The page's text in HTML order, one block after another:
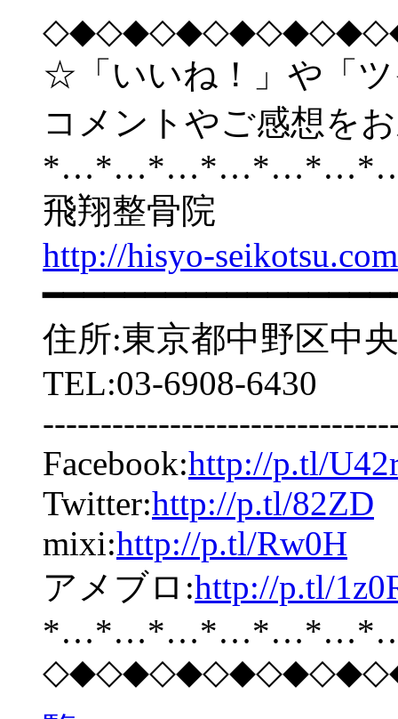
☆「いいね！」や「
コメントやご感想を
飛翔整骨院
http://hisyo-
住所:東京都中野区中
TEL:03-6908-6430
Facebook:http://p.tl/
Twitter:http://p.tl/82ZD
mixi:http://p.tl/Rw0H
アメブロ:http://p.tl/